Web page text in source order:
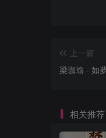
上一篇
梁珈瑜 - 如
相关推荐